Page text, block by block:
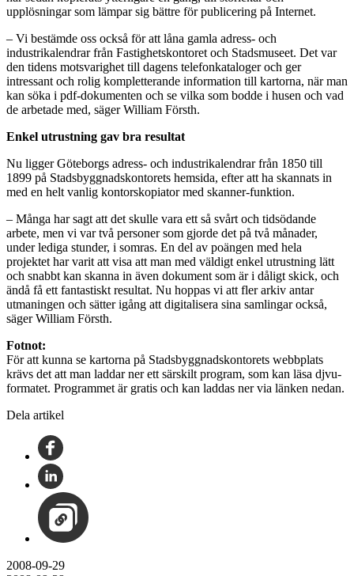
upplösningar som lämpar sig bättre för publicering på Internet.
– Vi bestämde oss också för att låna gamla adress- och
industrikalendrar från Fastighetskontoret och Stadsmuseet. Det var
den tidens motsvarighet till dagens telefonkataloger och ger
intressant och rolig kompletterande information till kartorna, när man
kan söka i pdf-dokumenten och se vilka som bodde i husen och vad
de arbetade med, säger William Försth.
Enkel utrustning gav bra resultat
Nu ligger Göteborgs adress- och industrikalendrar från 1850 till
1899 på Stadsbyggnadskontorets hemsida, efter att ha skannats in
med en helt vanlig kontorskopiator med skanner-funktion.
– Många har sagt att det skulle vara ett så svårt och tidsödande
arbete, men vi var två personer som gjorde det på två månader,
under lediga stunder, i somras. En del av poängen med hela
projektet har varit att visa att man med väldigt enkel utrustning lätt
och snabbt kan skanna in även dokument som är i dåligt skick, och
ändå få ett fantastiskt resultat. Nu hoppas vi att fler arkiv antar
utmaningen och sätter igång att digitalisera sina samlingar också,
säger William Försth.
Fotnot:
För att kunna se kartorna på Stadsbyggnadskontorets webbplats
krävs det att man laddar ner ett särskilt program, som kan läsa djvu-
formatet. Programmet är gratis och kan laddas ner via länken nedan.
Dela artikel
2008-09-29